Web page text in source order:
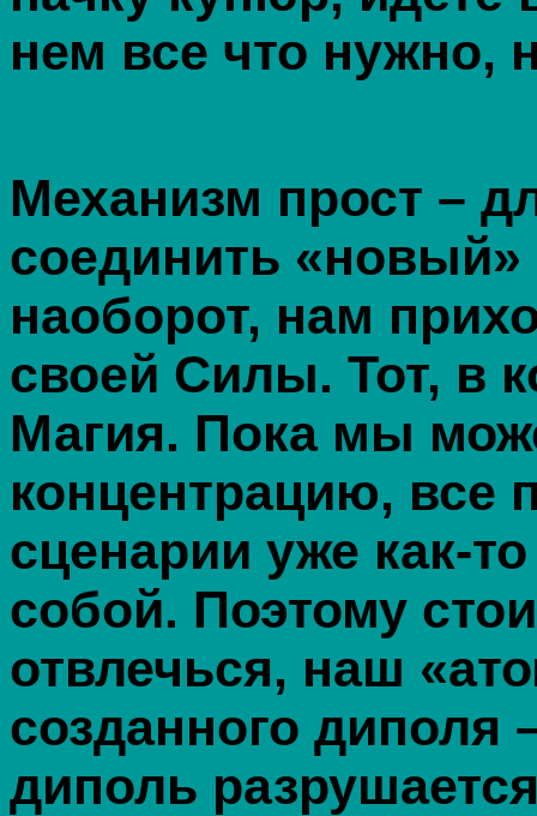
нем все что нужно,
Механизм прост –
соединить
наоборот, нам
своей Силы. Тот, в
Магия. Пока мы
концентрацию, все
сценарии уже как-
собой. Поэтому
отвлечься, наш
созданного диполя
диполь